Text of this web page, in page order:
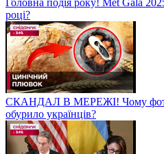
році?
СКАНДАЛ В МЕРЕЖІ! Чому фото
обурило українців?